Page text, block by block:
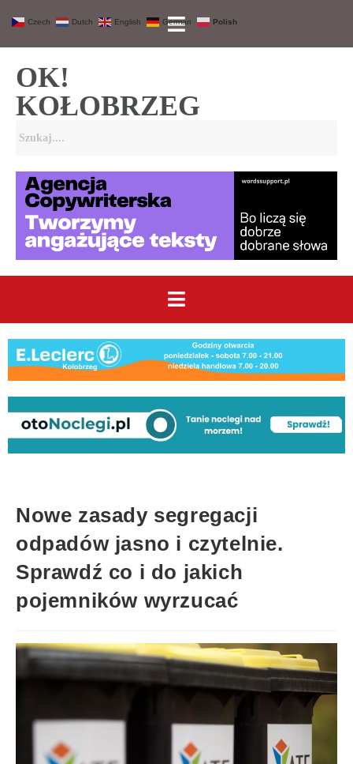
OK!
KOŁOBRZEG
Nowe zasady segregacji
odpadów jasno i czytelnie.
Sprawdź co i do jakich
pojemników wyrzucać
Czech Dutch English German Polish